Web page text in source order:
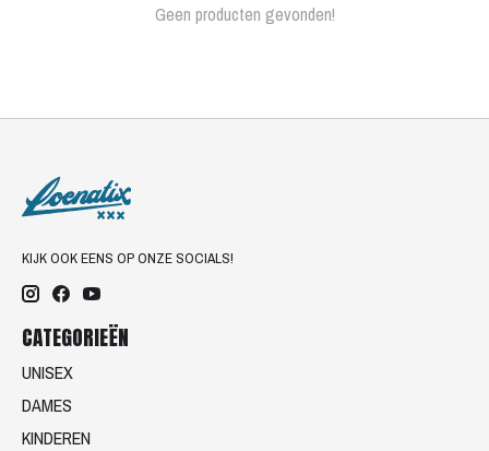
Geen producten gevonden!
KIJK OOK EENS OP ONZE SOCIALS!
CATEGORIEËN
UNISEX
DAMES
KINDEREN